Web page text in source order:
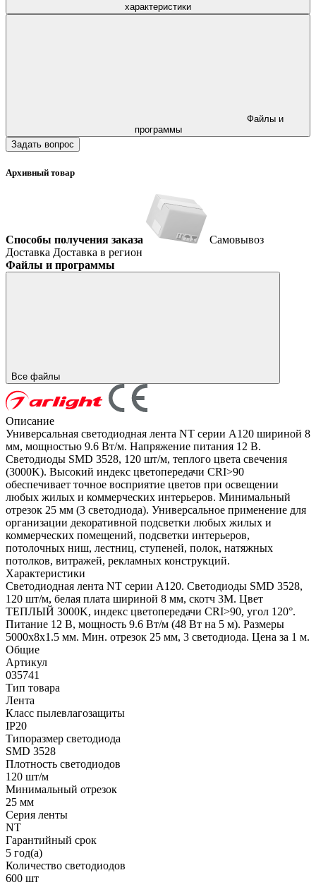
характеристики
программы
Задать вопрос
Архивный товар
Способы получения заказа
Самовывоз
Доставка Доставка в регион
Файлы и программы
Все файлы
Описание
Универсальная светодиодная лента NT серии A120 шириной 8
мм, мощностью 9.6 Вт/м. Напряжение питания 12 В.
Светодиоды SMD 3528, 120 шт/м, теплого цвета свечения
(3000K). Высокий индекс цветопередачи CRI>90
обеспечивает точное восприятие цветов при освещении
любых жилых и коммерческих интерьеров. Минимальный
отрезок 25 мм (3 светодиода). Универсальное применение для
организации декоративной подсветки любых жилых и
коммерческих помещений, подсветки интерьеров,
потолочных ниш, лестниц, ступеней, полок, натяжных
потолков, витражей, рекламных конструкций.
Характеристики
Светодиодная лента NT серии A120. Светодиоды SMD 3528,
120 шт/м, белая плата шириной 8 мм, скотч 3M. Цвет
ТЕПЛЫЙ 3000K, индекс цветопередачи CRI>90, угол 120°.
Питание 12 В, мощность 9.6 Вт/м (48 Вт на 5 м). Размеры
5000x8x1.5 мм. Мин. отрезок 25 мм, 3 светодиода. Цена за 1 м.
Общие
Артикул
035741
Тип товара
Лента
Класс пылевлагозащиты
IP20
Типоразмер светодиода
SMD 3528
Плотность светодиодов
120 шт/м
Минимальный отрезок
25 мм
Серия ленты
NT
Гарантийный срок
5 год(а)
Количество светодиодов
600 шт